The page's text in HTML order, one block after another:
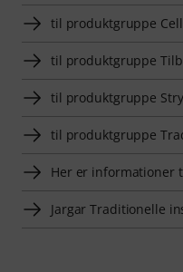
til produktgruppe
til produktgruppe
til produktgruppe
til produktgruppe
Her er informationer
Jargar Traditionelle